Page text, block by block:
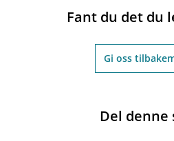
Fant du det du
Gi oss
Del denne